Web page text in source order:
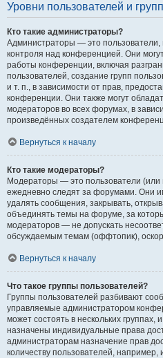
Уровни пользователей и
Кто такие администраторы?
Администраторы — это
контроля над конференцией. Они
работы конференции, включая
пользователей, создание групп
и т. п., в зависимости от прав,
конференции. Они также могут
модераторов во всех форумах, в
произведённых создателем
Вернуться к началу
Кто такие модераторы?
Модераторы — это пользователи (или
ежедневно следят за форумами. Они
удалять сообщения, закрывать,
объединять темы на форуме, за
модераторов — не допускать
обсуждаемым темам (оффтопик),
Вернуться к началу
Что такое группы пользователей?
Группы пользователей разбивают
управляемые администратором
может состоять в нескольких группах,
назначены индивидуальные права
администраторам назначение прав
количеству пользователей,